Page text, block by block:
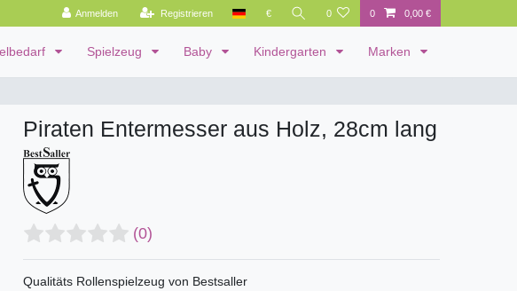
Anmelden Registrieren € 0 0 0,00 €
Spielzeug Baby Kindergarten Marken
Piraten Entermesser aus Holz, 28cm lang
(0)
Qualitäts Rollenspielzeug von Bestsaller